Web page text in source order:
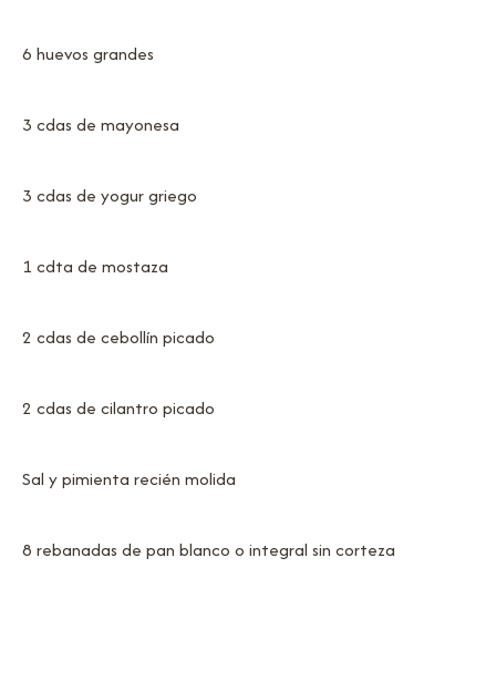
6 huevos grandes
3 cdas de mayonesa
3 cdas de yogur griego
1 cdta de mostaza
2 cdas de cebollín picado
2 cdas de cilantro picado
Sal y pimienta recién molida
8 rebanadas de pan blanco o integral sin corteza